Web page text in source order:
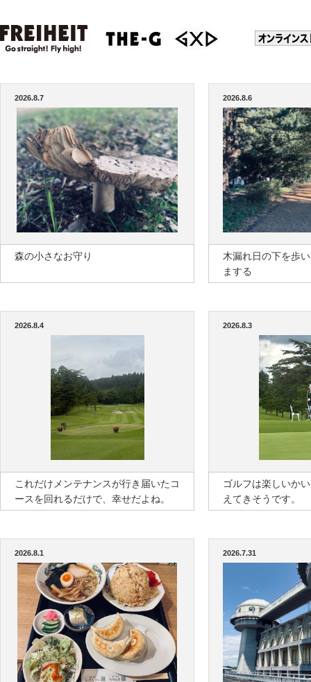
2026.8.7
森の小さなお守り
2026.8.6
木漏れ日の下を歩
まする
2026.8.4
これだけメンテナンスが行き届いたコ
ースを回れるだけで、幸せだよね。
2026.8.3
ゴルフは楽しいか
えてきそうです。
2026.8.1 2026.7.31